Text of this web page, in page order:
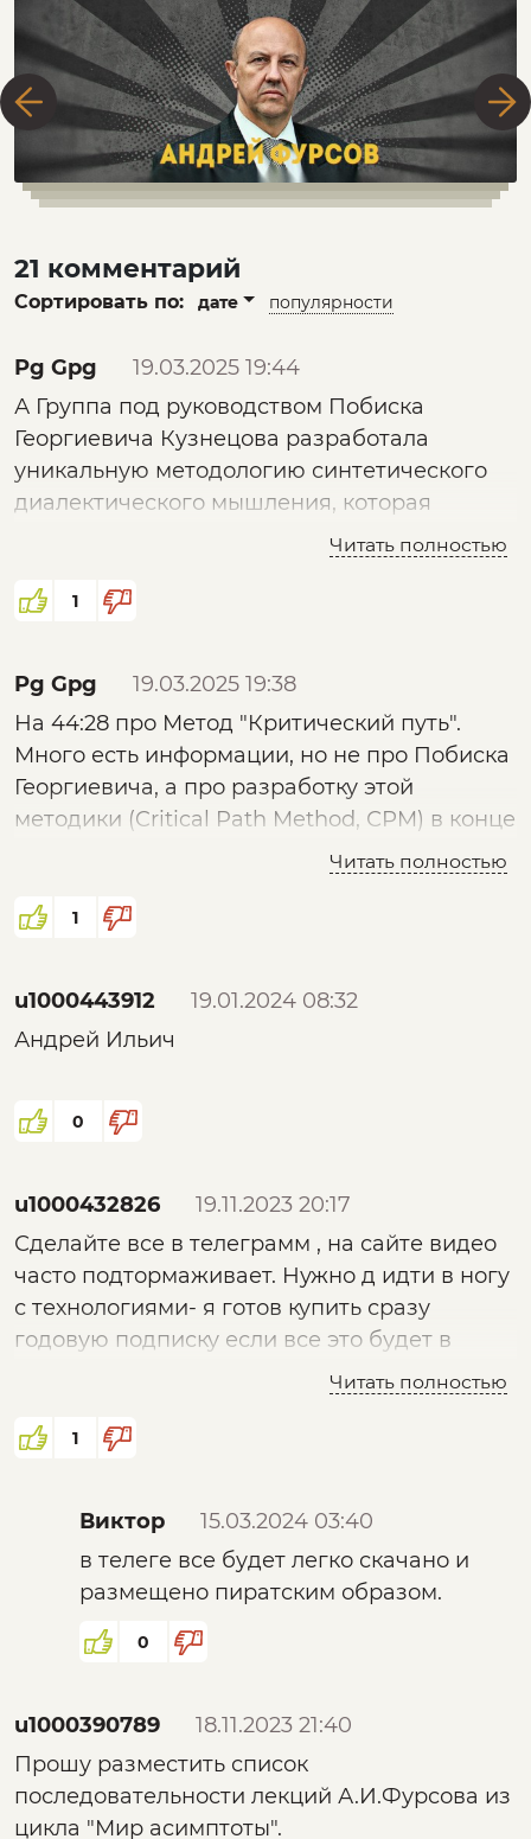
21 комментарий
Сортировать по: дате популярности
Pg Gpg
19.03.2025 19:44
А Группа под руководством Побиска
Георгиевича Кузнецова разработала
уникальную методологию синтетического
диалектического мышления, которая
позволяла существенно оптимизировать
Этот продукт впечатляет, как и многие
методологии описания, аналища,
достижения, моделировпния мы до сих пор
живём в том обществе, в котором живём.
Видимо ещё не пришла пора нам ;)
Читать полностью
1
Pg Gpg
19.03.2025 19:38
На 44:28 про Метод "Критический путь".
Много есть информации, но не про Побиска
Георгиевича, а про разработку этой
методики (Critical Path Method, СРM) в конце
50х на западе. Суть в оптимизации
Хорошая штука. В менеджменте это была
Читать полностью
1
u1000443912
19.01.2024 08:32
Андрей Ильич
0
u1000432826
19.11.2023 20:17
Сделайте все в телеграмм , на сайте видео
часто подтормаживает. Нужно д идти в ногу
с технологиями- я готов купить сразу
годовую подписку если все это будет в
телеге. И таких как я наверное будет много.
просто добраться до вас. Все в телефонах.
Читать полностью
1
Виктор
15.03.2024 03:40
в телеге все будет легко скачано и
размещено пиратским образом.
0
u1000390789
18.11.2023 21:40
Прошу разместить список
последовательности лекций А.И.Фурсова из
цикла "Мир асимптоты".